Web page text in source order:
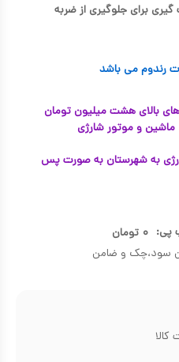
برای جلوگیری از ضربه
رندوم می باشد
بالای هشت میلیون تومان
ماشین و موتور شارژی
به شهرستان به صورت پس
پی: ۰ تومان